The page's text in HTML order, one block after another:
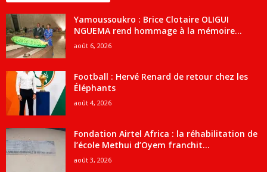
Yamoussoukro : Brice Clotaire OLIGUI
NGUEMA rend hommage à la mémoire...
août 6, 2026
Football : Hervé Renard de retour chez les
Éléphants
août 4, 2026
Fondation Airtel Africa : la réhabilitation de
l’école Methui d’Oyem franchit...
août 3, 2026